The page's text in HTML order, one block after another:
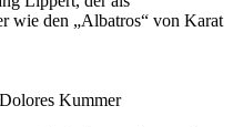
wie den „Albatros“ von Karat
Kummer